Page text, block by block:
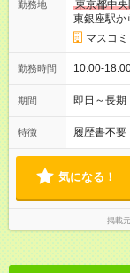
勤務地
東京都中
東銀座駅か
マスコミ
勤務時間 10:00-
期間 即日～長
特徴 履歴書不要
気になる！
掲載